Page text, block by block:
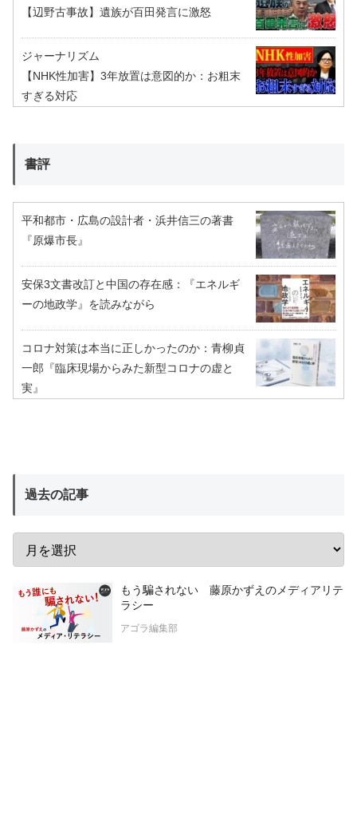
【辺野古事故】遺族が百田発言に激怒
ジャーナリズム
【NHK性加害】3年放置は意図的か：お粗末
すぎる対応
書評
平和都市・広島の設計者・浜井信三の著書
『原爆市長』
安保3文書改訂と中国の存在感：『エネルギ
ーの地政学』を読みながら
コロナ対策は本当に正しかったのか：青柳貞
一郎『臨床現場からみた新型コロナの虚と
実』
過去の記事
もう騙されない 藤原かずえのメディアリテ
ラシー
アゴラ編集部